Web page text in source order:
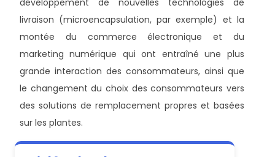
livraison (microencapsulation, par exemple) et la
montée du commerce électronique et du
marketing numérique qui ont entraîné une plus
grande interaction des consommateurs, ainsi que
le changement du choix des consommateurs vers
des solutions de remplacement propres et basées
sur les plantes.